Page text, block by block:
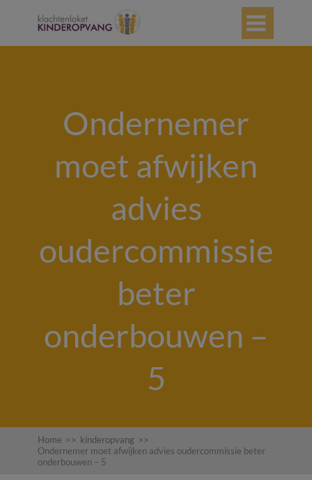

Ondernemer
moet afwijken
advies
oudercommissie
beter
onderbouwen –
5
Home >> kinderopvang >>
Ondernemer moet afwijken advies oudercommissie beter
onderbouwen – 5